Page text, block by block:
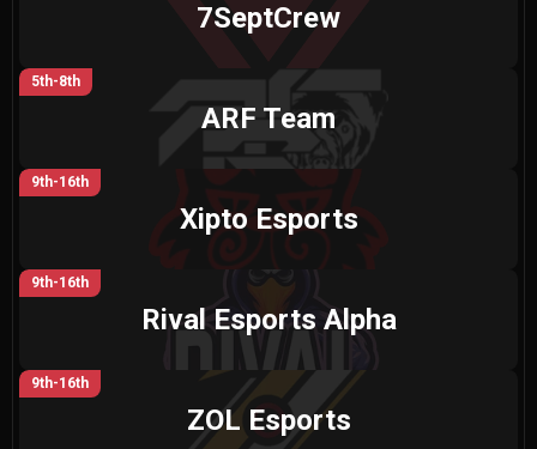
7SeptCrew
5th-8th
ARF Team
9th-16th
Xipto Esports
9th-16th
Rival Esports Alpha
9th-16th
ZOL Esports